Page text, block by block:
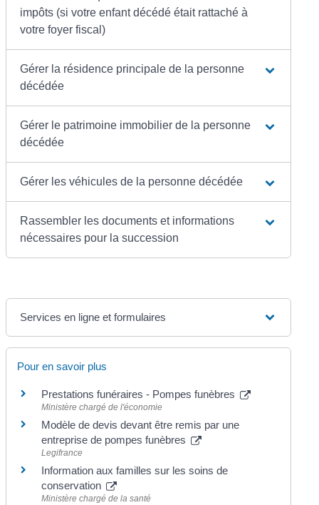
impôts (si votre enfant décédé était rattaché à
votre foyer fiscal)
Gérer la résidence principale de la personne
décédée
Gérer le patrimoine immobilier de la personne
décédée
Gérer les véhicules de la personne décédée
Rassembler les documents et informations
nécessaires pour la succession
Services en ligne et formulaires
Pour en savoir plus
Prestations funéraires - Pompes funèbres
Ministère chargé de l'économie
Modèle de devis devant être remis par une
entreprise de pompes funèbres
Legifrance
Information aux familles sur les soins de
conservation
Ministère chargé de la santé